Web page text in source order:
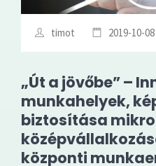
timot 2019-10-
„Út a jövőbe” –
munkahelyek,
biztosítása
központi